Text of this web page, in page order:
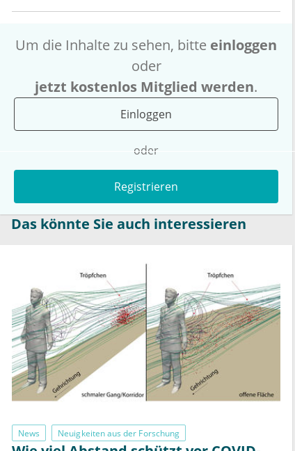
Um die Inhalte zu sehen, bitte einloggen
oder
jetzt kostenlos Mitglied werden.
Einloggen
oder
Registrieren
Das könnte Sie auch interessieren
News Neuigkeiten aus der Forschung